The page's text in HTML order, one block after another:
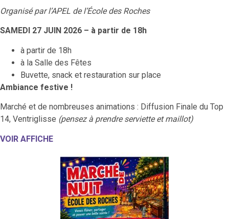
Organisé par l’APEL de l’École des Roches
SAMEDI 27 JUIN 2026 – à partir de 18h
à partir de 18h
à la Salle des Fêtes
Buvette, snack et restauration sur place
Ambiance festive !
Marché et de nombreuses animations : Diffusion Finale du Top
14, Ventriglisse (pensez à prendre serviette et maillot)
VOIR AFFICHE